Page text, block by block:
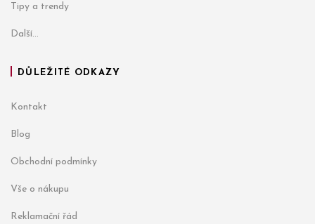
Tipy a trendy
Další...
DŮLEŽITÉ ODKAZY
Kontakt
Blog
Obchodní podmínky
Vše o nákupu
Reklamační řád